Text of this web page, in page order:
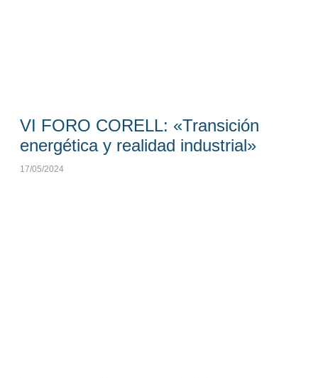
VI FORO CORELL: «Transición
energética y realidad industrial»
17/05/2024